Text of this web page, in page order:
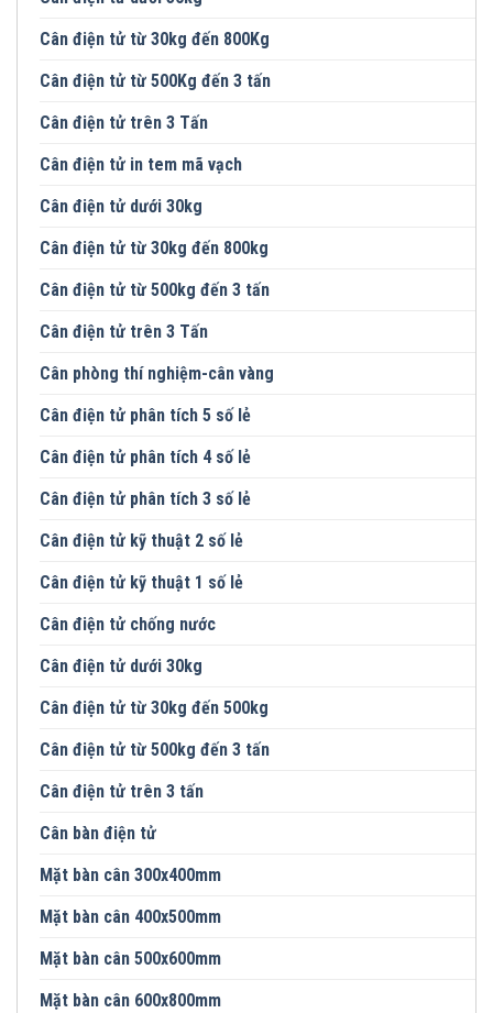
Cân điện tử từ 30kg đến 800Kg
Cân điện tử từ 500Kg đến 3 tấn
Cân điện tử trên 3 Tấn
Cân điện tử in tem mã vạch
Cân điện tử dưới 30kg
Cân điện tử từ 30kg đến 800kg
Cân điện tử từ 500kg đến 3 tấn
Cân điện tử trên 3 Tấn
Cân phòng thí nghiệm-cân vàng
Cân điện tử phân tích 5 số lẻ
Cân điện tử phân tích 4 số lẻ
Cân điện tử phân tích 3 số lẻ
Cân điện tử kỹ thuật 2 số lẻ
Cân điện tử kỹ thuật 1 số lẻ
Cân điện tử chống nước
Cân điện tử dưới 30kg
Cân điện tử từ 30kg đến 500kg
Cân điện tử từ 500kg đến 3 tấn
Cân điện tử trên 3 tấn
Cân bàn điện tử
Mặt bàn cân 300x400mm
Mặt bàn cân 400x500mm
Mặt bàn cân 500x600mm
Mặt bàn cân 600x800mm